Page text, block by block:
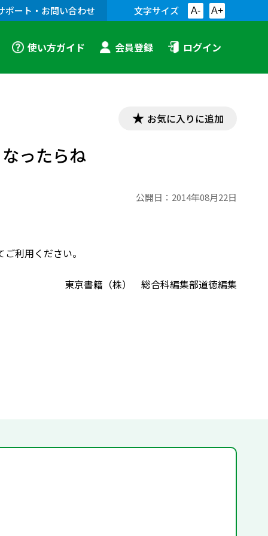
ポート・お問い合わせ 文字サイズ A- A+
使い方ガイド 会員登録 ログイン
お気に入りに追加
ったらね
公開日： 2014年08月22日
利用ください。
東京書籍（株） 総合科編集部道徳編集